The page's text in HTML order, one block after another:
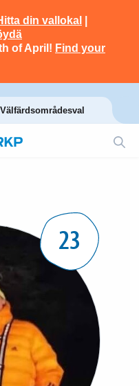
din vallokal
of April! Find your
Välfärdsområdesval
23